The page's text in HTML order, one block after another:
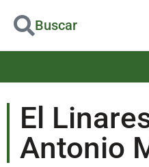
Buscar
El
Antonio